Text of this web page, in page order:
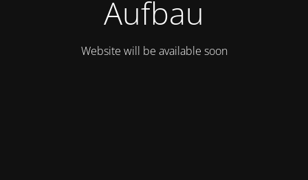
Aufbau
Website will be available soon